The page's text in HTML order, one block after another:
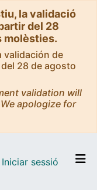
la validació
del 28
molèsties.
validación de
28 de agosto
validation will
apologize for
Iniciar sessió (current)